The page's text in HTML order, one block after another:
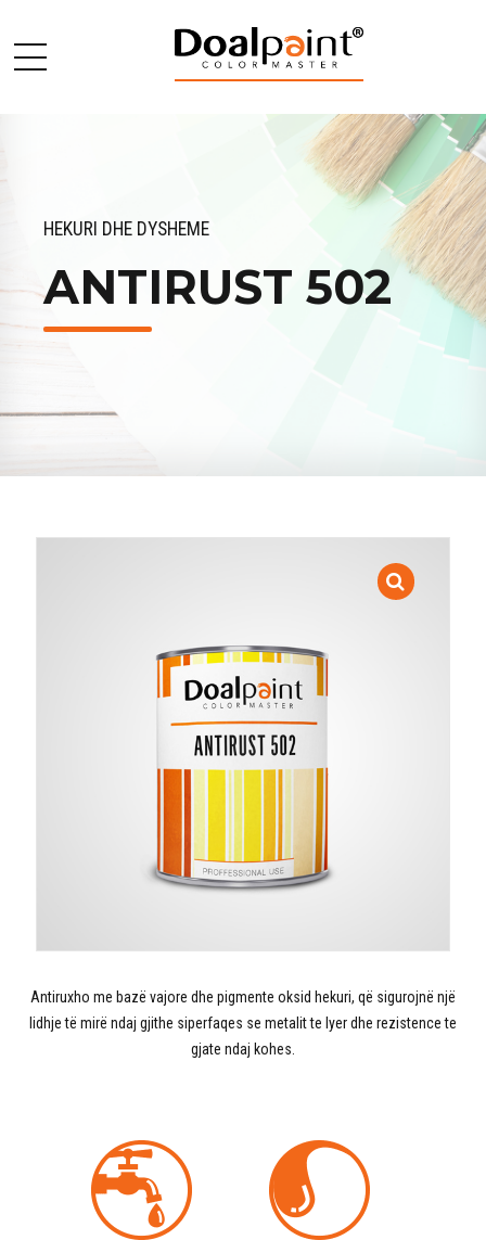
HEKURI DHE DYSHEME
ANTIRUST 502
Antiruxho me bazë vajore dhe pigmente oksid hekuri, që sigurojnë një
lidhje të mirë ndaj gjithe siperfaqes se metalit te lyer dhe rezistence te
gjate ndaj kohes.